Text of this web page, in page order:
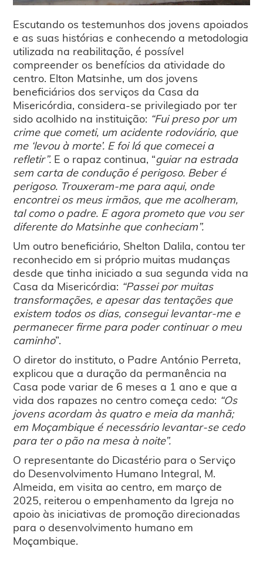
Escutando os testemunhos dos jovens apoiados
e as suas histórias e conhecendo a metodologia
utilizada na reabilitação, é possível
compreender os benefícios da atividade do
centro. Elton Matsinhe, um dos jovens
beneficiários dos serviços da Casa da
Misericórdia, considera-se privilegiado por ter
sido acolhido na instituição: “Fui preso por um
crime que cometi, um acidente rodoviário, que
me ‘levou à morte’. E foi lá que comecei a
refletir”. E o rapaz continua, “guiar na estrada
sem carta de condução é perigoso. Beber é
perigoso. Trouxeram-me para aqui, onde
encontrei os meus irmãos, que me acolheram,
tal como o padre. E agora prometo que vou ser
diferente do Matsinhe que conheciam”.
Um outro beneficiário, Shelton Dalila, contou ter
reconhecido em si próprio muitas mudanças
desde que tinha iniciado a sua segunda vida na
Casa da Misericórdia: “Passei por muitas
transformações, e apesar das tentações que
existem todos os dias, consegui levantar-me e
permanecer firme para poder continuar o meu
caminho”.
O diretor do instituto, o Padre António Perreta,
explicou que a duração da permanência na
Casa pode variar de 6 meses a 1 ano e que a
vida dos rapazes no centro começa cedo: “Os
jovens acordam às quatro e meia da manhã;
em Moçambique é necessário levantar-se cedo
para ter o pão na mesa à noite”.
O representante do Dicastério para o Serviço
do Desenvolvimento Humano Integral, M.
Almeida, em visita ao centro, em março de
2025, reiterou o empenhamento da Igreja no
apoio às iniciativas de promoção direcionadas
para o desenvolvimento humano em
Moçambique.